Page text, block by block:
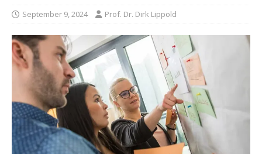
September 9, 2024 Prof. Dr. Dirk Lippold